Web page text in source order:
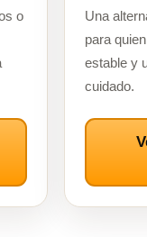
o
Una
para
estable y
cuidado.